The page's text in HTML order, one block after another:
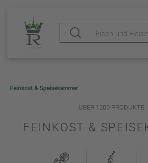
Feinkost & Speisekammer
ÜBER 1200 PRODUKTE
FEINKOST &